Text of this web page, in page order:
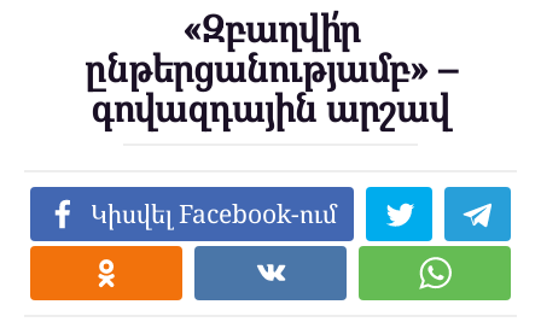
«Զբաղվի՛ր
ընթերցանությամբ» –
գովազդային արշավ
Կիսվել Facebook-ում